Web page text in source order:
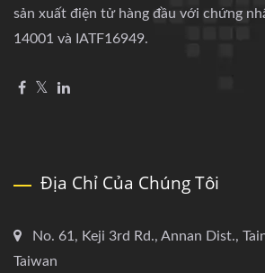
sản xuất điện tử hàng đầu với chứng
14001 và IATF16949.
Địa Chỉ Của Chúng Tôi
No. 61, Keji 3rd Rd., Annan Dist.,
Taiwan